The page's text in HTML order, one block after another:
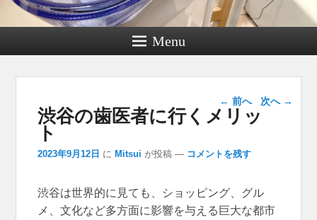
Menu
投稿ナビゲー
ション
← 前へ 次へ →
渋谷の歯医者に行くメリッ
ト
2023年9月12日 に Mitsui が投稿 — コメントを残す
渋谷は世界的に見ても、ショッピング、グル
メ、文化など多方面に影響を与える巨大な都市